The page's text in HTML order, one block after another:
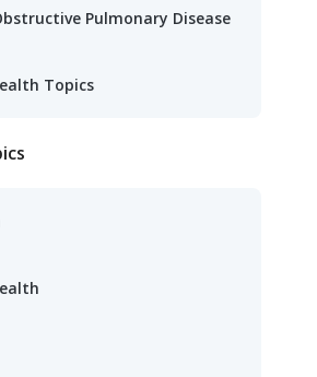
Pulmonary Disease
Topics